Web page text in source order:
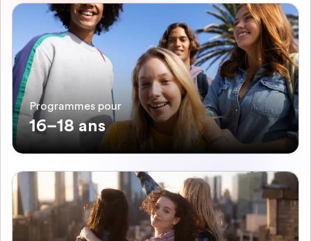
Programmes pour
16–18 ans